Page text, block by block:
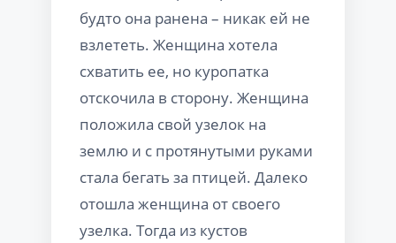
будто она ранена – никак ей не
взлететь. Женщина хотела
схватить ее, но куропатка
отскочила в сторону. Женщина
положила свой узелок на
землю и с протянутыми руками
стала бегать за птицей. Далеко
отошла женщина от своего
узелка. Тогда из кустов